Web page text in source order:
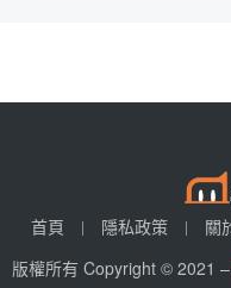
首頁 隱私政策 關
版權所有 Copyright © 2021 –